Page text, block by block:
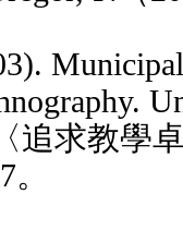
追求教學